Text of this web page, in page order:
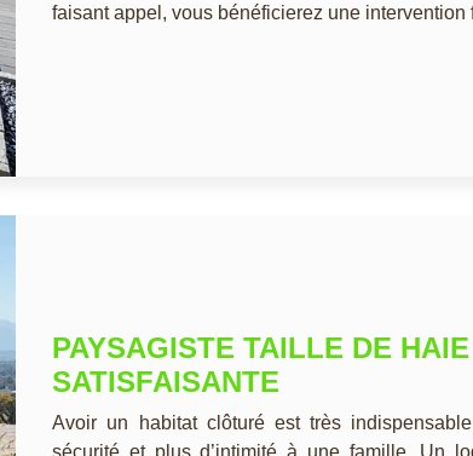
faisant appel, vous bénéficierez une
PAYSAGISTE TAILLE DE
SATISFAISANTE
Avoir un habitat clôturé est très
sécurité et plus d’intimité à une famille. Un